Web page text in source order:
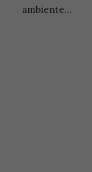
ambiente…